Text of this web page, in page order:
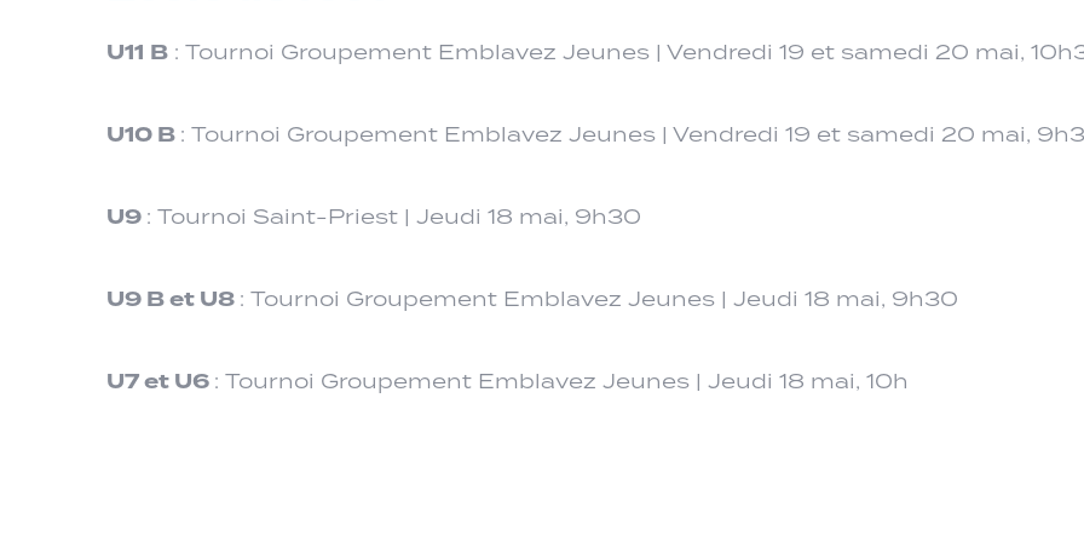
U11 B : Tournoi Groupement Emblavez Jeunes | Vendredi 19 et samedi 20 mai,
U10 B : Tournoi Groupement Emblavez Jeunes | Vendredi 19 et samedi 20 mai,
U9 : Tournoi Saint-Priest | Jeudi 18 mai, 9h30
U9 B et U8 : Tournoi Groupement Emblavez Jeunes | Jeudi 18 mai, 9h30
U7 et U6 : Tournoi Groupement Emblavez Jeunes | Jeudi 18 mai, 10h